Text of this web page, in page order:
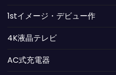
1stイメージ・デビュー作
4K液晶テレビ
AC式充電器